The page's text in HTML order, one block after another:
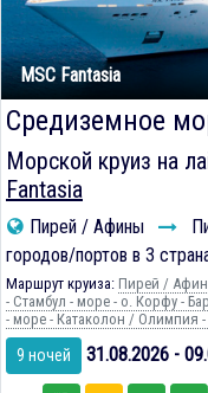
MSC Fantasia
Средиземное
Морской круиз на
Fantasia
Пирей / Афины
городов/портов в 3
Маршрут круиза: Пирей /
- Стамбул - море - о. Корфу -
- море - Катаколон / Олимпия
9 ночей 31.08.2026 -